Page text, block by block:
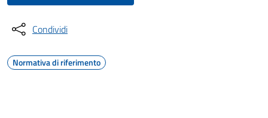
Condividi
Normativa di riferimento